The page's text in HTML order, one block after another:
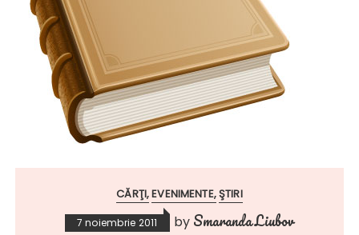
CĂRŢI EVENIMENTE ŞTIRI
7 noiembrie 2011 by Smaranda Liubov